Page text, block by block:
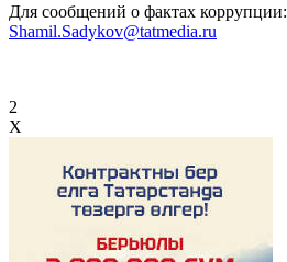
Для сообщений о фактах коррупции:
Shamil.Sadykov@tatmedia.ru
2
X